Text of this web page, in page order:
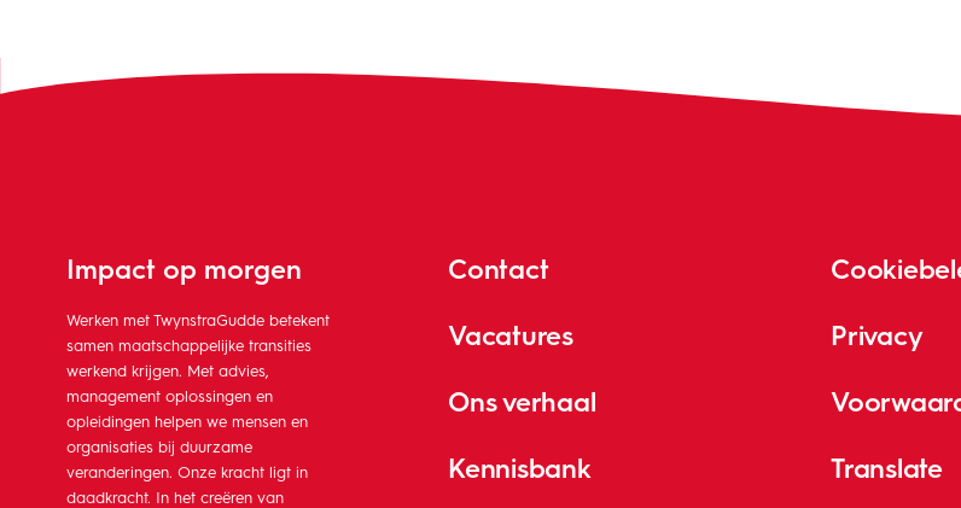
Impact op morgen
Werken met TwynstraGudde betekent
samen maatschappelijke transities
werkend krijgen. Met advies,
management oplossingen en
opleidingen helpen we mensen en
organisaties bij duurzame
veranderingen. Onze kracht ligt in
daadkracht. In het creëren van
Contact
Vacatures
Privacy
Ons verhaal
Kennisbank
Translate